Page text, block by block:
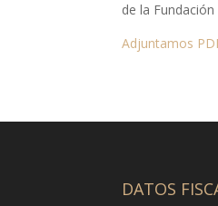
de la
Adjuntamos
DATOS